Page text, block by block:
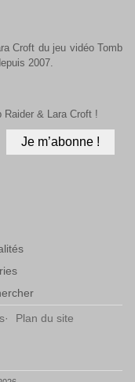
Croft du jeu vidéo Tomb
2007.
Raider & Lara Croft !
Plan du site